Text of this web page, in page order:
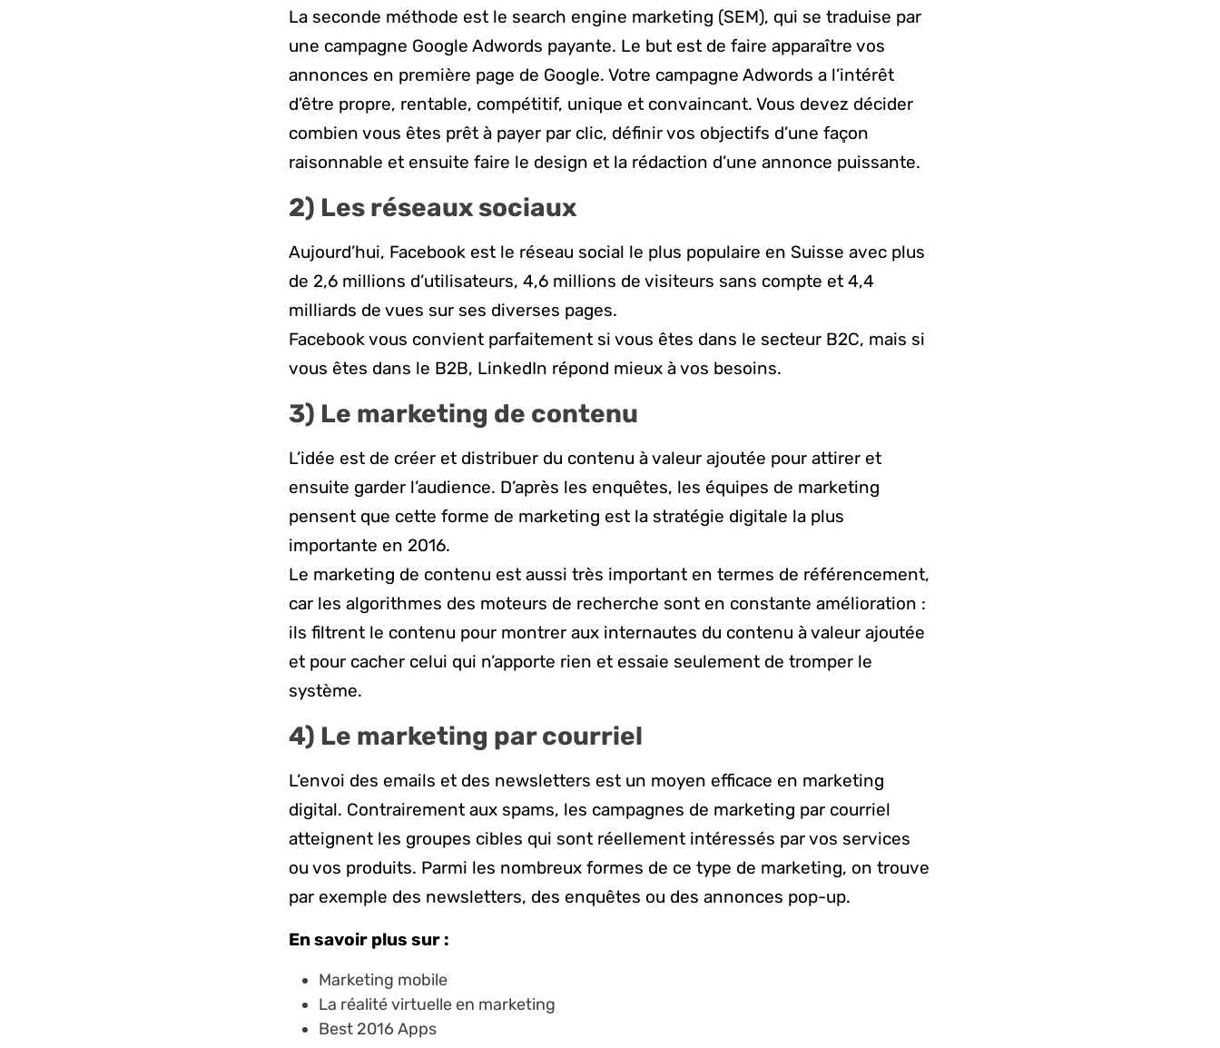
La seconde méthode est le search engine marketing (SEM), qui se traduise par
une campagne Google Adwords payante. Le but est de faire apparaître vos
annonces en première page de Google. Votre campagne Adwords a l’intérêt
d’être propre, rentable, compétitif, unique et convaincant. Vous devez décider
combien vous êtes prêt à payer par clic, définir vos objectifs d’une façon
raisonnable et ensuite faire le design et la rédaction d’une annonce puissante.
2) Les réseaux sociaux
Aujourd’hui, Facebook est le réseau social le plus populaire en Suisse avec plus
de 2,6 millions d’utilisateurs, 4,6 millions de visiteurs sans compte et 4,4
milliards de vues sur ses diverses pages.
Facebook vous convient parfaitement si vous êtes dans le secteur B2C, mais si
vous êtes dans le B2B, LinkedIn répond mieux à vos besoins.
3) Le marketing de contenu
L’idée est de créer et distribuer du contenu à valeur ajoutée pour attirer et
ensuite garder l’audience. D’après les enquêtes, les équipes de marketing
pensent que cette forme de marketing est la stratégie digitale la plus
importante en 2016.
Le marketing de contenu est aussi très important en termes de référencement,
car les algorithmes des moteurs de recherche sont en constante amélioration :
ils filtrent le contenu pour montrer aux internautes du contenu à valeur ajoutée
et pour cacher celui qui n’apporte rien et essaie seulement de tromper le
système.
4) Le marketing par courriel
L’envoi des emails et des newsletters est un moyen efficace en marketing
digital. Contrairement aux spams, les campagnes de marketing par courriel
atteignent les groupes cibles qui sont réellement intéressés par vos services
ou vos produits. Parmi les nombreux formes de ce type de marketing, on trouve
par exemple des newsletters, des enquêtes ou des annonces pop-up.
En savoir plus sur :
Marketing mobile
La réalité virtuelle en marketing
Best 2016 Apps